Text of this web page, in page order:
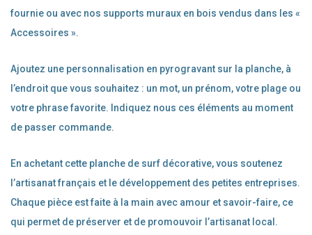
fournie ou avec nos supports muraux en bois vendus dans les «
Accessoires ».
Ajoutez une personnalisation en pyrogravant sur la planche, à
l’endroit que vous souhaitez : un mot, un prénom, votre plage ou
votre phrase favorite. Indiquez nous ces éléments au moment
de passer commande.
En achetant cette planche de surf décorative, vous soutenez
l’artisanat français et le développement des petites entreprises.
Chaque pièce est faite à la main avec amour et savoir-faire, ce
qui permet de préserver et de promouvoir l’artisanat local.